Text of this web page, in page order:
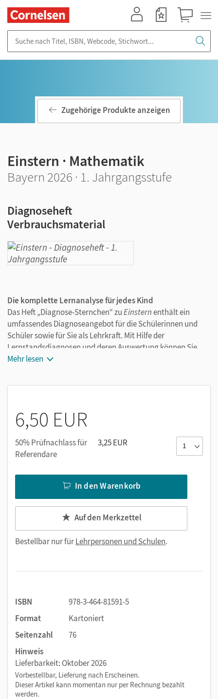
Zugehörige Produkte anzeigen
Einstern · Mathematik
Bayern 2026 · 1. Jahrgangsstufe
Diagnoseheft
Verbrauchsmaterial
Die komplette Lernanalyse für jedes Kind
Das Heft „Diagnose-Sternchen“ zuEinsternenthält ein
umfassendes Diagnoseangebot für die Schülerinnen und
Schüler sowie für Sie als Lehrkraft. Mit Hilfe der
Lernstandsdiagnosen und deren Auswertung können Sie
differenzierte Aussagen über den Lernstand bzw. den
Schuleingangsdiagnostik für die Erstklässler/-innen
Eine Lernstandsdiagnose zu jeder Lernportion der vier
Themenhefte mit bekannten Aufgabenformaten und
Aufgabengenaue Selbsteinschätzung für die Kinder
Feedbackbögen zum einfachen Erfassen des
Lernstands sowie zur Reflexion und
Kompetenzentwicklung der Kinder
Mehr lesen
6,50 EUR
50% Prüfnachlass für
Referendare
3,25 EUR
In den Warenkorb
Auf den Merkzettel
Bestellbar nur fürLehrpersonen und Schulen.
ISBN
978-3-464-81591-5
Format
Kartoniert
Seitenzahl
76
Hinweis
Lieferbarkeit: Oktober 2026
Vorbestellbar, Lieferung nach Erscheinen.
Dieser Artikel kann momentan nur per Rechnung bezahlt
werden.